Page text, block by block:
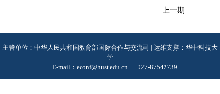
上一期
主管单位：中华人民共和国教育部国际合作与交流司 | 运维支撑：华中科技大
学
E-mail：econf@hust.edu.cn
027-87542739